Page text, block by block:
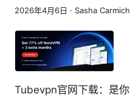
2026年4月6日 · Sasha
Tubevpn官网下载：是